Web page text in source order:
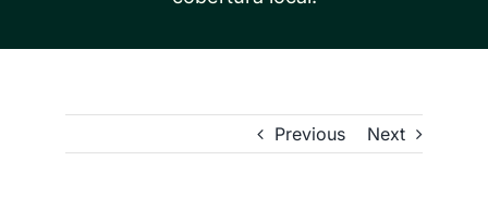
Previous Next